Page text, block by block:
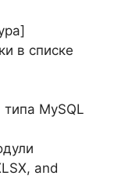
в списке
MySQL
and